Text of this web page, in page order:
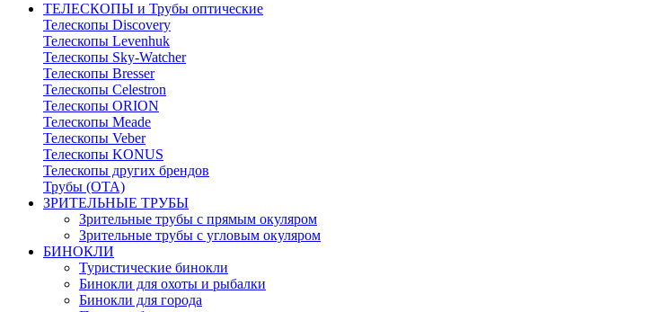
ТЕЛЕСКОПЫ и Трубы оптические
Телескопы Discovery
Телескопы Levenhuk
Телескопы Sky-Watcher
Телескопы Bresser
Телескопы Celestron
Телескопы ORION
Телескопы Meade
Телескопы Veber
Телескопы KONUS
Телескопы других брендов
Трубы (ОТА)
ЗРИТЕЛЬНЫЕ ТРУБЫ
Зрительные трубы с прямым окуляром
Зрительные трубы с угловым окуляром
БИНОКЛИ
Туристические бинокли
Бинокли для охоты и рыбалки
Бинокли для города